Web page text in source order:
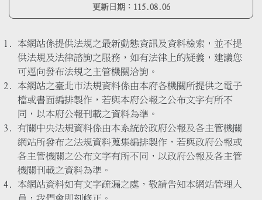
更新日期： 115.08.06
本網站係提供法規之最新動態資訊及資料檢索，並不提
供法規及法律諮詢之服務，如有法律上的疑義，建議您
可逕向發布法規之主管機關洽詢。
本網站之臺北市法規資料係由本府各機關所提供之電子
檔或書面編排製作，若與本府公報之公布文字有所不
同，以本府公報刊載之資料為準。
有關中央法規資料係由本系統於政府公報及各主管機關
網站所發布之法規資料蒐集編排製作，若與政府公報或
各主管機關之公布文字有所不同，以政府公報及各主管
機關刊載之資料為準。
本網站資料如有文字疏漏之處，敬請告知本網站管理人
員，我們會即刻修正。